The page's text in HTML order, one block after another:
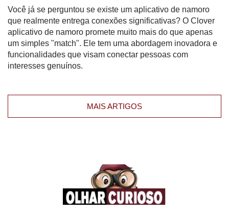
Você já se perguntou se existe um aplicativo de namoro
que realmente entrega conexões significativas? O Clover
aplicativo de namoro promete muito mais do que apenas
um simples "match". Ele tem uma abordagem inovadora e
funcionalidades que visam conectar pessoas com
interesses genuínos.
MAIS ARTIGOS